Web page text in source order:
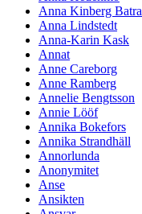
Anna Kinberg Batra
Anna Lindstedt
Anna-Karin Kask
Annat
Anne Careborg
Anne Ramberg
Annelie Bengtsson
Annie Lööf
Annika Bokefors
Annika Strandhäll
Annorlunda
Anonymitet
Anse
Ansikten